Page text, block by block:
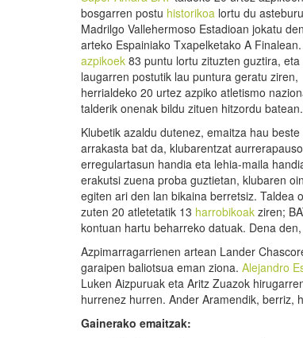
bosgarren postu historikoa lortu du
Madrilgo Vallehermoso Estadioan jokatu
arteko Espainiako Txapelketako A Finalean.
azpikoek 83 puntu lortu zituzten guztira, eta
laugarren postutik lau puntura geratu ziren,
herrialdeko 20 urtez azpiko atletismo
talderik onenak bildu zituen hitzordu batean.
Klubetik azaldu dutenez, emaitza hau beste
arrakasta bat da, klubarentzat
erregulartasun handia eta lehia-maila
erakutsi zuena proba guztietan, klubaren
egiten ari den lan bikaina berretsiz. Taldea
zuten 20 atletetatik 13 harrobikoak ziren;
kontuan hartu beharreko datuak. Dena
Azpimarragarrienen artean Lander
garaipen baliotsua eman ziona. Alejandro
Luken Aizpuruak eta Aritz Zuazok
hurrenez hurren. Ander Aramendik, berriz,
Gainerako emaitzak: